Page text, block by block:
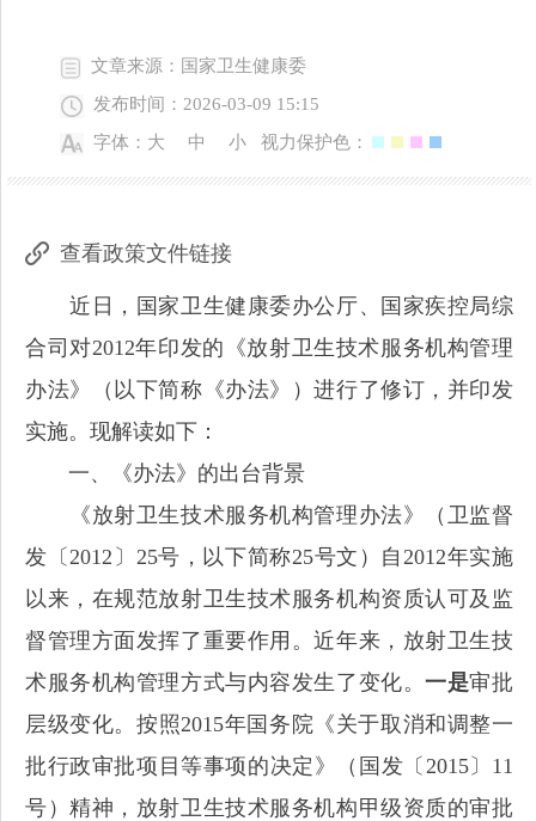
文章来源：国家卫生健康委
发布时间：2026-03-09 15:15
字体： 大 中 小 视力保护色：
查看政策文件链接
近日，国家卫生健康委办公厅、国家疾控局综
合司对2012年印发的《放射卫生技术服务机构管理
办法》（以下简称《办法》）进行了修订，并印发
实施。现解读如下：
一、《办法》的出台背景
《放射卫生技术服务机构管理办法》（卫监督
发〔2012〕25号，以下简称25号文）自2012年实施
以来，在规范放射卫生技术服务机构资质认可及监
督管理方面发挥了重要作用。近年来，放射卫生技
术服务机构管理方式与内容发生了变化。一是审批
层级变化。按照2015年国务院《关于取消和调整一
批行政审批项目等事项的决定》（国发〔2015〕11
号）精神，放射卫生技术服务机构甲级资质的审批